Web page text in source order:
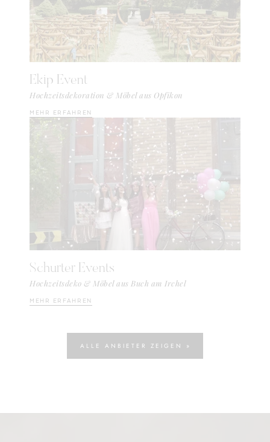
Ekip Event
Hochzeitsdekoration & Möbel aus Opfikon
MEHR ERFAHREN
Schurter Events
Hochzeitsdeko & Möbel aus Buch am Irchel
MEHR ERFAHREN
ALLE ANBIETER ZEIGEN »